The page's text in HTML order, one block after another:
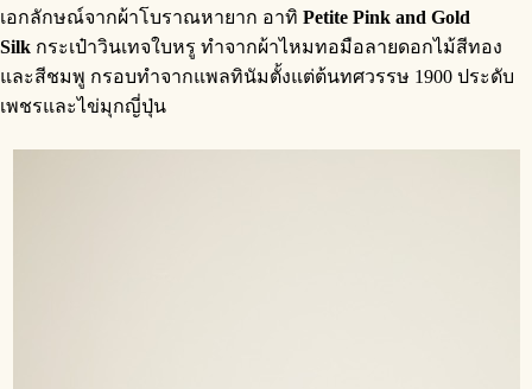
เอกลักษณ์จากผ้าโบราณหายาก อาทิ Petite Pink and Gold
Silk กระเป๋าวินเทจใบหรู ทำจากผ้าไหมทอมือลายดอกไม้สีทอง
และสีชมพู กรอบทำจากแพลทินัมตั้งแต่ต้นทศวรรษ 1900 ประดับ
เพชรและไข่มุกญี่ปุ่น